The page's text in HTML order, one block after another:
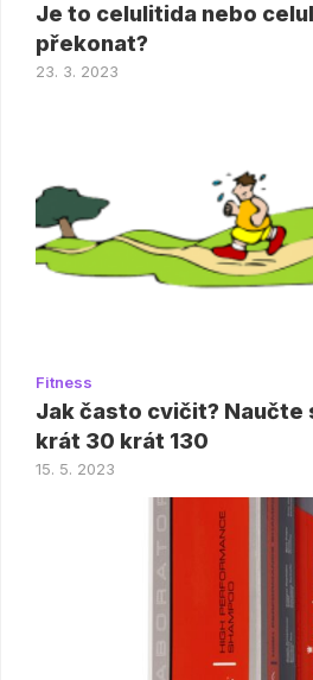
Je to celulitida nebo
překonat?
23. 3. 2023
Fitness
Jak často cvičit? Naučte
krát 30 krát 130
15. 5. 2023